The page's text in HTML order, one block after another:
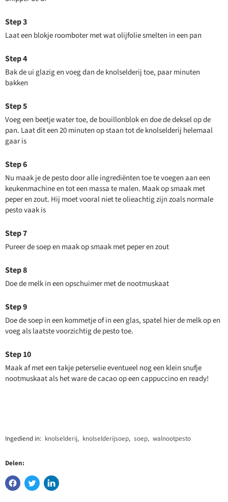
Laat een blokje roomboter met wat olijfolie smelten in een pan
Bak de ui glazig en voeg dan de knolselderij toe, paar minuten
bakken
Voeg een beetje water toe, de bouillonblok en doe de deksel op de
pan. Laat dit een 20 minuten op staan tot de knolselderij helemaal
gaar is
Nu maak je de pesto door alle ingrediënten toe te voegen aan een
keukenmachine en tot een massa te malen. Maak op smaak met
peper en zout. Hij moet vooral niet te olieachtig zijn zoals normale
pesto vaak is
Pureer de soep en maak op smaak met peper en zout
Doe de melk in een opschuimer met de nootmuskaat
Doe de soep in een kommetje of in een glas, spatel hier de melk op en
voeg als laatste voorzichtig de pesto toe.
Maak af met een takje peterselie eventueel nog een klein snufje
nootmuskaat als het ware de cacao op een cappuccino en ready!
Ingediend in: knolselderij, knolselderijsoep, soep, walnootpesto
Delen: